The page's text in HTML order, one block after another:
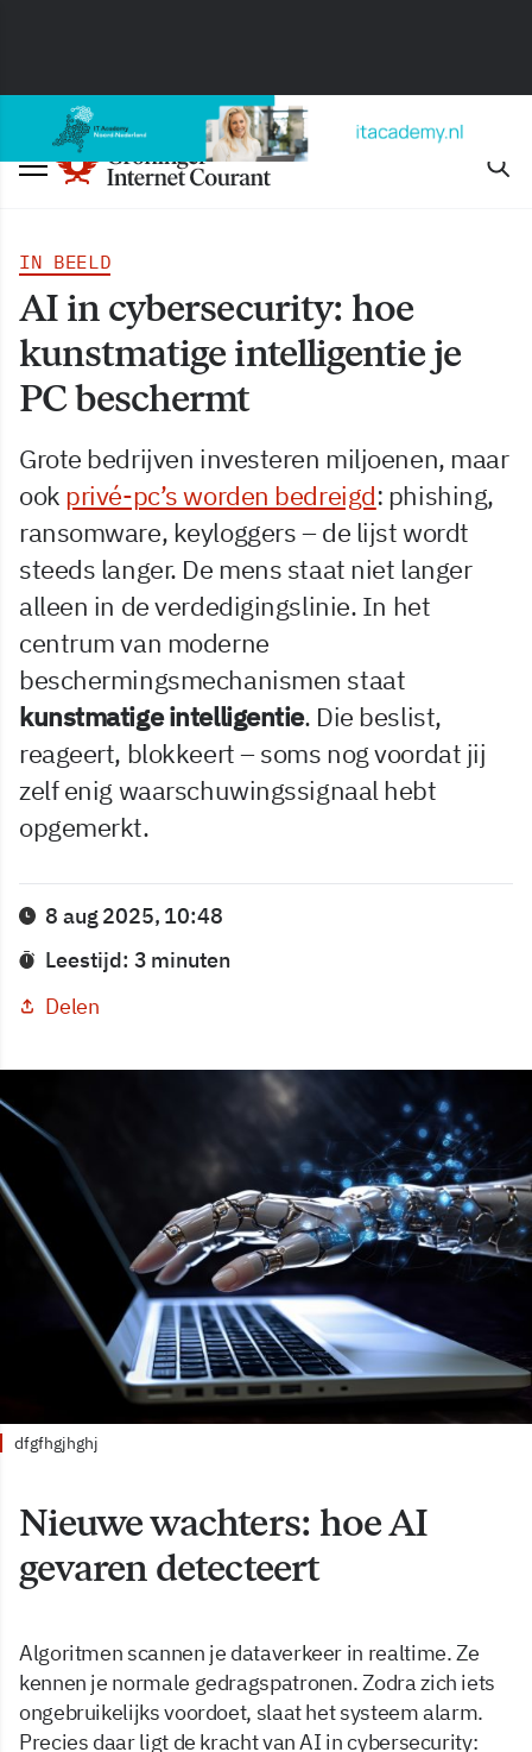
IN BEELD
AI in cybersecurity: hoe
kunstmatige intelligentie je
PC beschermt
Grote bedrijven investeren miljoenen, maar
ook privé-pc’s worden bedreigd: phishing,
ransomware, keyloggers – de lijst wordt
steeds langer. De mens staat niet langer
alleen in de verdedigingslinie. In het
centrum van moderne
beschermingsmechanismen staat
kunstmatige intelligentie. Die beslist,
reageert, blokkeert – soms nog voordat jij
zelf enig waarschuwingssignaal hebt
opgemerkt.
8 aug 2025, 10:48
Leestijd: 3 minuten
Delen
dfgfhgjhghj
Nieuwe wachters: hoe AI
gevaren detecteert
Algoritmen scannen je dataverkeer in realtime. Ze
kennen je normale gedragspatronen. Zodra zich iets
ongebruikelijks voordoet, slaat het systeem alarm.
Precies daar ligt de kracht van AI in cybersecurity: